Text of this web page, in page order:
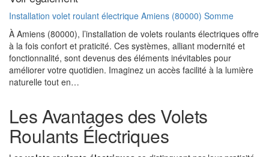
Installation volet roulant électrique Amiens (80000) Somme
À Amiens (80000), l’installation de volets roulants électriques offre
à la fois confort et praticité. Ces systèmes, alliant modernité et
fonctionnalité, sont devenus des éléments inévitables pour
améliorer votre quotidien. Imaginez un accès facilité à la lumière
naturelle tout en…
Les Avantages des Volets
Roulants Électriques